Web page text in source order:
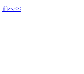
前へ<<